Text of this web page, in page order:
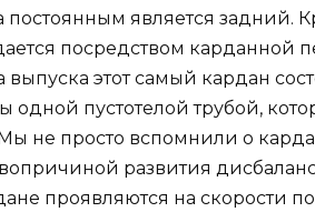
является задний.
посредством карданной
этот самый кардан
пустотелой трубой,
не просто вспомнили о
развития
проявляются на скорости